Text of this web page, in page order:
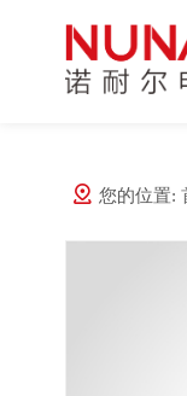
微模块数据机房
走进诺耐尔
于一体，专注于不间
关键场景提供全方位
一、行业现状概述，
计算趋势，都将对数
您的位置: